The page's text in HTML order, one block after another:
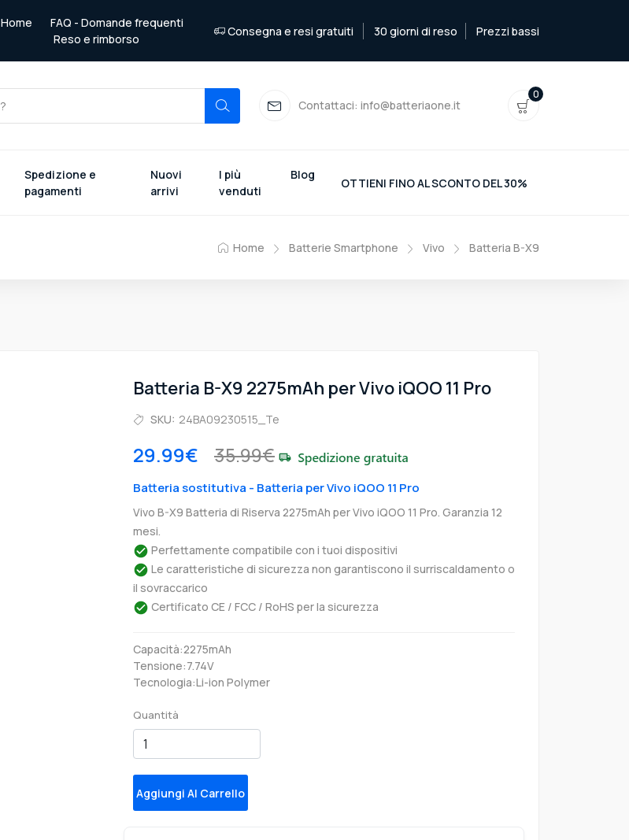
Home
FAQ - Domande frequenti
Reso e rimborso
Consegna e resi gratuiti 30 giorni di reso Prezzi bassi
Contattaci: info@batteriaone.it
0
Spedizione e
pagamenti
Nuovi
arrivi
I più
venduti
Blog
OTTIENI FINO AL SCONTO DEL 30%
Home Batterie Smartphone Vivo Batteria B-X9
Batteria B-X9 2275mAh per Vivo iQOO 11 Pro
SKU: 24BA09230515_Te
29.99€ 35.99€
Batteria sostitutiva - Batteria per Vivo iQOO 11 Pro
Vivo B-X9 Batteria di Riserva 2275mAh per Vivo iQOO 11 Pro. Garanzia 12
mesi.
Perfettamente compatibile con i tuoi dispositivi
Le caratteristiche di sicurezza non garantiscono il surriscaldamento o
il sovraccarico
Certificato CE / FCC / RoHS per la sicurezza
Capacità:2275mAh
Tensione:7.74V
Tecnologia:Li-ion Polymer
Quantità
Aggiungi Al Carrello